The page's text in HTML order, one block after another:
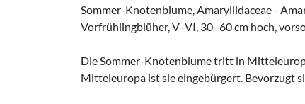
Sommer-Knotenblume, Amaryllidaceae -
Vorfrühlingblüher, V–VI, 30–60 cm hoch,
Die Sommer-Knotenblume tritt in
Mitteleuropa ist sie eingebürgert. Bevorzugt